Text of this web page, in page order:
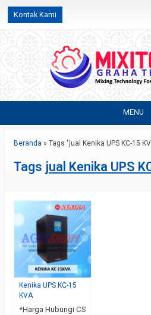
Kontak Kami
MENU
Beranda » Tags "jual Kenika UPS KC-15
Tags jual Kenika UPS
Kenika UPS KC-15
KVA
*Harga Hubungi CS